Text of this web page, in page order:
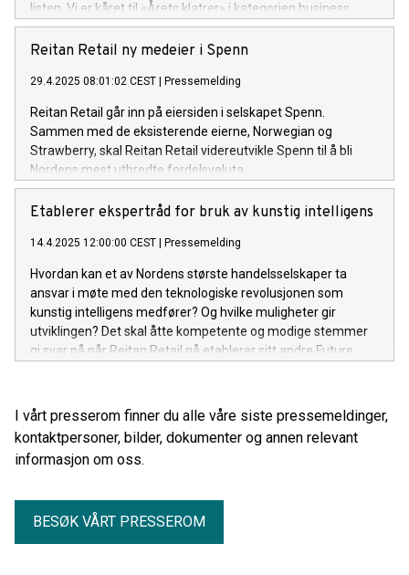
listen. Vi er kåret til «Årets klatrer» i kategorien business.
Reitan Retail ny medeier i Spenn
29.4.2025 08:01:02 CEST Pressemelding
Reitan Retail går inn på eiersiden i selskapet Spenn.
Sammen med de eksisterende eierne, Norwegian og
Strawberry, skal Reitan Retail videreutvikle Spenn til å bli
Nordens mest utbredte fordelsvaluta.
Etablerer ekspertråd for bruk av kunstig intelligens
14.4.2025 12:00:00 CEST Pressemelding
Hvordan kan et av Nordens største handelsselskaper ta
ansvar i møte med den teknologiske revolusjonen som
kunstig intelligens medfører? Og hvilke muligheter gir
utviklingen? Det skal åtte kompetente og modige stemmer
gi svar på når Reitan Retail nå etablerer sitt andre Future
I vårt presserom finner du alle våre siste pressemeldinger,
kontaktpersoner, bilder, dokumenter og annen relevant
informasjon om oss.
BESØK VÅRT PRESSEROM